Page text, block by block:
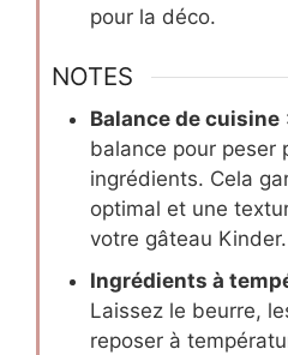
pour la déco.
NOTES
Balance de cuisine
balance pour peser
ingrédients. Cela
optimal et une
votre gâteau Kinder.
Ingrédients à
Laissez le beurre,
reposer à